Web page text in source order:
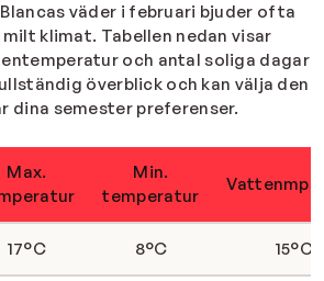
väder i februari bjuder ofta
klimat. Tabellen nedan visar
och antal soliga dagar
överblick och kan välja den
dina semester preferenser.
Max.
Min.
temperatur
17°C 8°C 15°C